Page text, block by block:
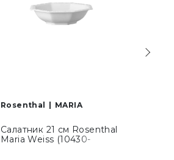
Rosenthal MARIA
Салатник 21 см Rosenthal
Maria Weiss (10430-